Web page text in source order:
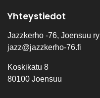
Yhteystiedot
Jazzkerho -76, Joensuu ry
jazz@jazzkerho-76.fi
Koskikatu 8
80100 Joensuu